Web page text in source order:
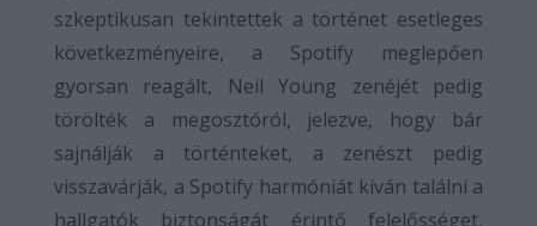
szkeptikusan tekintettek a történet esetleges
következményeire, a Spotify meglepően
gyorsan reagált, Neil Young zenéjét pedig
törölték a megosztóról, jelezve, hogy bár
sajnálják a történteket, a zenészt pedig
visszavárják, a Spotify harmóniát kíván találni a
hallgatók biztonságát érintő felelősséget,